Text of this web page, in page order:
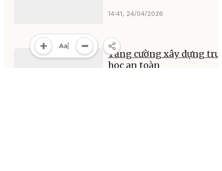
14:41, 24/04/2026
Tăng cường xây dựng
học an toàn